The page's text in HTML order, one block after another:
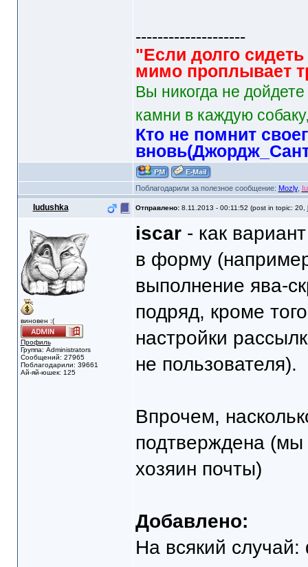
--------------------
"Если долго
мимо проплывает
Вы никогда не
камни в каждую
Кто не помнит
Поблагодарили за полезное сообщение: Mozly,
Iudushka Отправлено: 8.11.2013 - 00:11:52 (post in topic: 20,
виновен :(
Профиль
Группа: Administrators
Сообщений: 27965
Поблагодарили: 39661
Ай-яй-юшек: 125
iscar- как
в форму
выполнение ява-
подряд, кроме
настройки
не пользователя).
Впрочем,
подтверждена (мы
хозяин почты)
Добавлено:
На всякий